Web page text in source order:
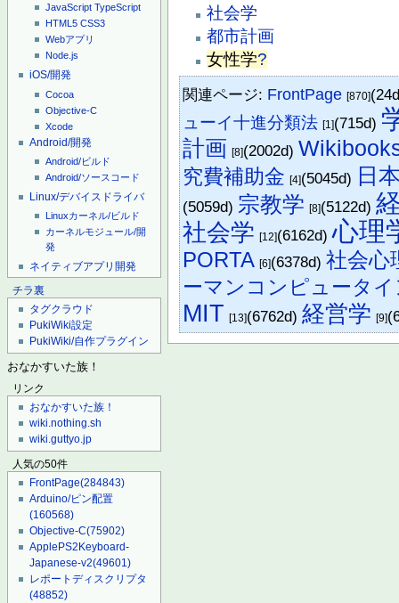
JavaScript TypeScript
HTML5 CSS3
Webアプリ
Node.js
iOS/開発
Cocoa
Objective-C
Xcode
Android/開発
Android/ビルド
Android/ソースコード
Linux/デバイスドライバ
Linuxカーネル/ビルド
カーネルモジュール/開
発
ネイティブアプリ開発
チラ裏
タグクラウド
PukiWiki設定
PukiWiki/自作プラグイン
おなかすいた族！
リンク
おなかすいた族！
wiki.nothing.sh
wiki.guttyo.jp
人気の50件
FrontPage(284843)
Arduino/ピン配置
(160568)
Objective-C(75902)
ApplePS2Keyboard-
Japanese-v2(49601)
レポートディスクリプタ
(48852)
社会学
都市計画
女性学?
関連ページ: FrontPage [870]
ューイ十進分類法 [1](715d)
計画 [8](2002d)
究費補助金 [4](5045d) 日
(5059d) 宗教学 [8](5122d)
社会学 [12](6162d)心理
PORTA [6](6378d)社会心
ーマンコンピュータ
MIT [13](6762d)経営学 [9]